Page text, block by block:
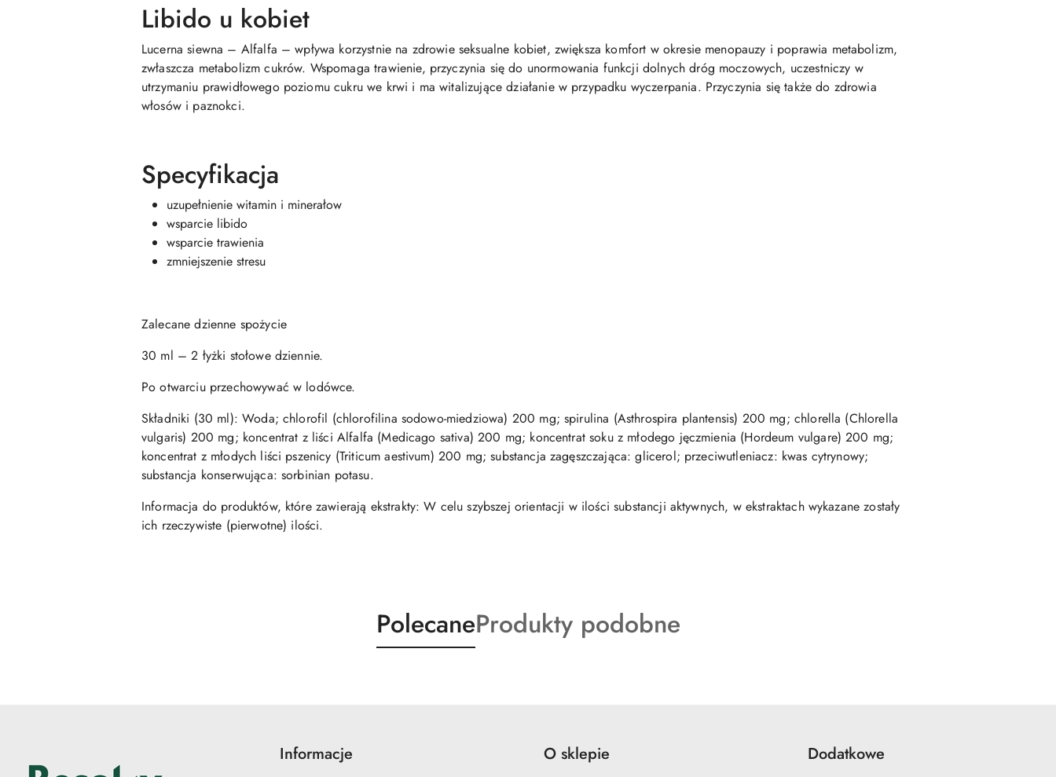
Libido u kobiet
Lucerna siewna – Alfalfa – wpływa korzystnie na zdrowie seksualne kobiet, zwiększa komfort w okresie menopauzy i poprawia metabolizm,
zwłaszcza metabolizm cukrów. Wspomaga trawienie, przyczynia się do unormowania funkcji dolnych dróg moczowych, uczestniczy w
utrzymaniu prawidłowego poziomu cukru we krwi i ma witalizujące działanie w przypadku wyczerpania. Przyczynia się także do zdrowia
włosów i paznokci.
Specyfikacja
uzupełnienie witamin i minerałow
wsparcie libido
wsparcie trawienia
zmniejszenie stresu
Zalecane dzienne spożycie
30 ml – 2 łyżki stołowe dziennie.
Po otwarciu przechowywać w lodówce.
Składniki (30 ml): Woda; chlorofil (chlorofilina sodowo-miedziowa) 200 mg; spirulina (Asthrospira plantensis) 200 mg; chlorella (Chlorella
vulgaris) 200 mg; koncentrat z liści Alfalfa (Medicago sativa) 200 mg; koncentrat soku z młodego jęczmienia (Hordeum vulgare) 200 mg;
koncentrat z młodych liści pszenicy (Triticum aestivum) 200 mg; substancja zagęszczająca: glicerol; przeciwutleniacz: kwas cytrynowy;
substancja konserwująca: sorbinian potasu.
Informacja do produktów, które zawierają ekstrakty: W celu szybszej orientacji w ilości substancji aktywnych, w ekstraktach wykazane zostały
ich rzeczywiste (pierwotne) ilości.
Produkty
o
PolecaneProdukty
o
Produkty podobne
Informacje O sklepie Dodatkowe